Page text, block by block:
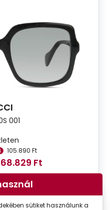
001
105.890 Ft
68.829 Ft
sütiket használunk a